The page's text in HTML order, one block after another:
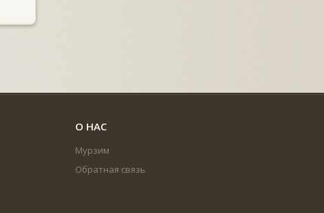
О НАС
Мурзим
Обратная связь